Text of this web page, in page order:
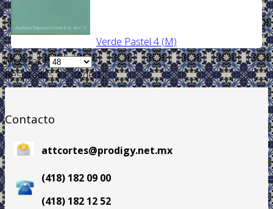
Verde Pastel 4 (M)
Mostrar #
Resultados 1 - 12 de 12
Contacto
attcortes@prodigy.net.mx
(418) 182 09 00
(418) 182 12 52